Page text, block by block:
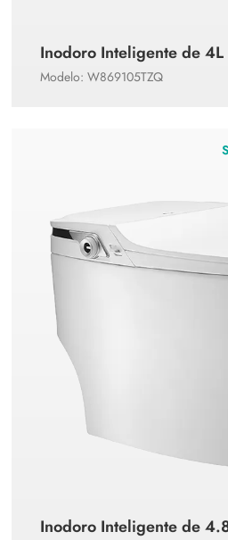
Inodoro Inteligente de 4L
Modelo: W869105TZQ
Inodoro Inteligente de